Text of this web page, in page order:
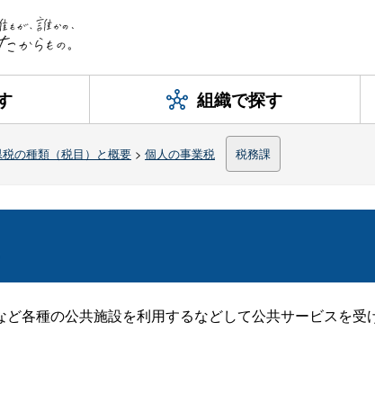
組織で探す
税の種類（税目）と概要 > 個人の事業税 税務課
各種の公共施設を利用するなどして公共サービスを